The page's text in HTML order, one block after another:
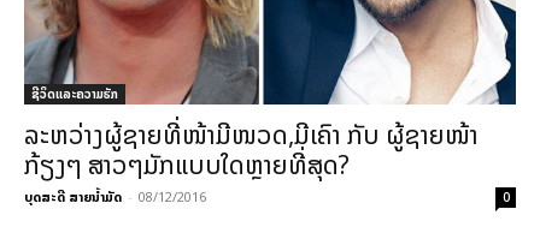
ຊີວິດແລະຄວາມຮັກ
ລະຫວ່າງຜູ້ຊາຍທີ່ໜ້າມີໜວດ,ມີເຄົາ ກັບ ຜູ້ຊາຍໜ້າ
ກ້ຽງໆ ສາວໆມັກແບບໃດຫຼາຍທີ່ສຸດ?
ບຸດສະດີ ສາຍນ້ຳມັດ - 08/12/2016 0